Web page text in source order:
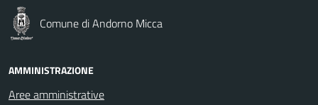
Comune di Andorno Micca
AMMINISTRAZIONE
Aree amministrative